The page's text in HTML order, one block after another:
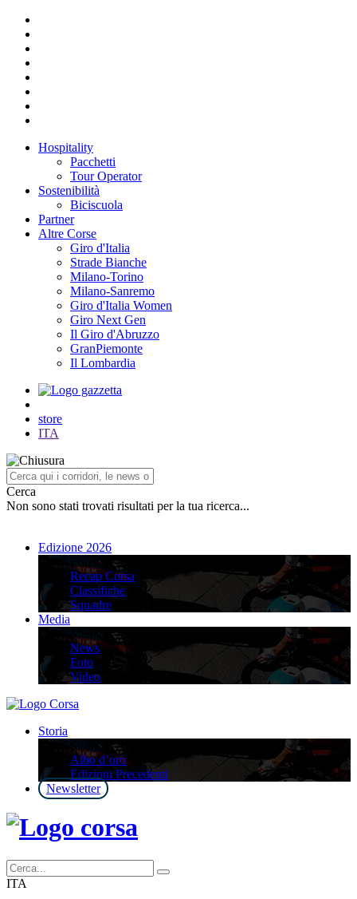
Hospitality
Pacchetti
Tour Operator
Sostenibilità
Biciscuola
Partner
Altre Corse
Giro d'Italia
Strade Bianche
Milano-Torino
Milano-Sanremo
Giro d'Italia Women
Giro Next Gen
Il Giro d'Abruzzo
GranPiemonte
Il Lombardia
store
ITA
Cerca
Non sono stati trovati risultati per la tua ricerca...
Edizione 2026
Edizione 2026
Recap Corsa
Classifiche
Squadre
Media
Media
News
Foto
Video
Storia
Storia
Albo d’oro
Edizioni Precedenti
Newsletter
ITA